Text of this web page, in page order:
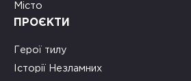
Місто
ПРОЄКТИ
Герої тилу
Історії Незламних